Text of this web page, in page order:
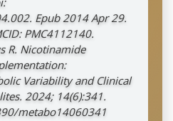
Epub 2014 Apr 29.
PMC4112140.
R. Nicotinamide
Variability and Clinical
2024; 14(6):341.
metabo14060341